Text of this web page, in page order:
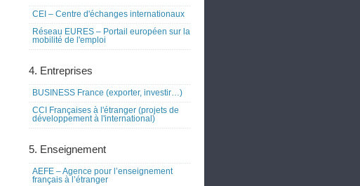
CEI – Centre d'échanges internationaux
Réseau EURES – Portail européen sur la
mobilité de l'emploi
4. Entreprises
BUSINESS France (exporter, investir…)
CCI Françaises à l'étranger (projets de
développement à l'international)
5. Enseignement
AEFE – Agence pour l’enseignement
français à l’étranger